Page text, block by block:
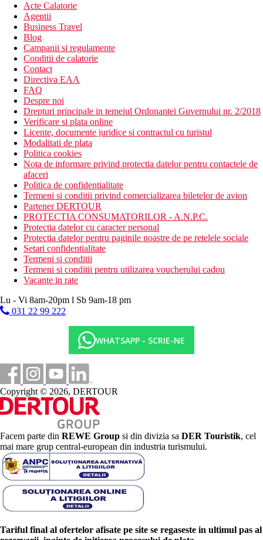
Acte Calatorie
Agentii
Business Travel
Blog
Campanii si regulamente
Conditii de calatorie
Contact
Directiva EAA
FAQ
Despre noi
Drepturi principale in temeiul Ordonantei Guvernului nr. 2/2018
Verificare si plata online
Licente, documente juridice si contractul cu turistul
Modalitati de plata
Politica cookies
Nota de informare privind protectia datelor pentru contactele de
afaceri
Politica de confidentialitate
Termeni si conditii privind comercializarea biletelor de avion
Partener DERTOUR
PROTECTIA CONSUMATORILOR - A.N.P.C.
Protectia datelor cu caracter personal
Protectia datelor pentru paginile noastre de pe retelele sociale
Setari confidentialitate
Termeni si conditii
Termeni si conditii pentru utilizarea voucherului cadou
Vacante in rate
Lu - Vi 8am-20pm l Sb 9am-18 pm
031 22 99 222
WHATSAPP - SCRIE-NE
Copyright © 2026, DERTOUR
Facem parte din REWE Group si din divizia sa DER Touristik, cel
mai mare grup central-european din industria turismului.
Tariful final al ofertelor afisate pe site se regaseste in ultimul pas al